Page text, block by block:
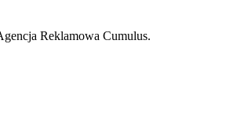
Reklamowa Cumulus.